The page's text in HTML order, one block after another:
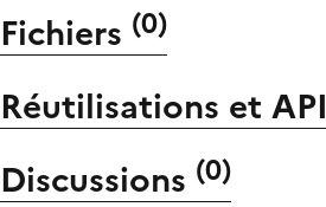
Fichiers (0)
Réutilisations et API
Discussions (0)